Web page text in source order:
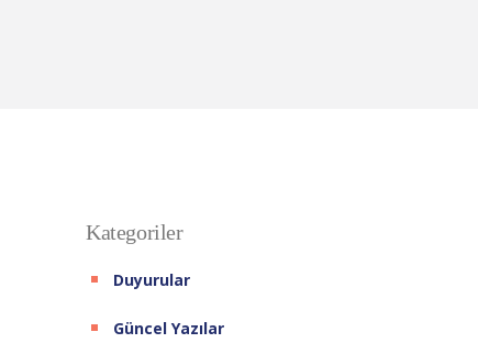
Kategoriler
Duyurular
Güncel Yazılar